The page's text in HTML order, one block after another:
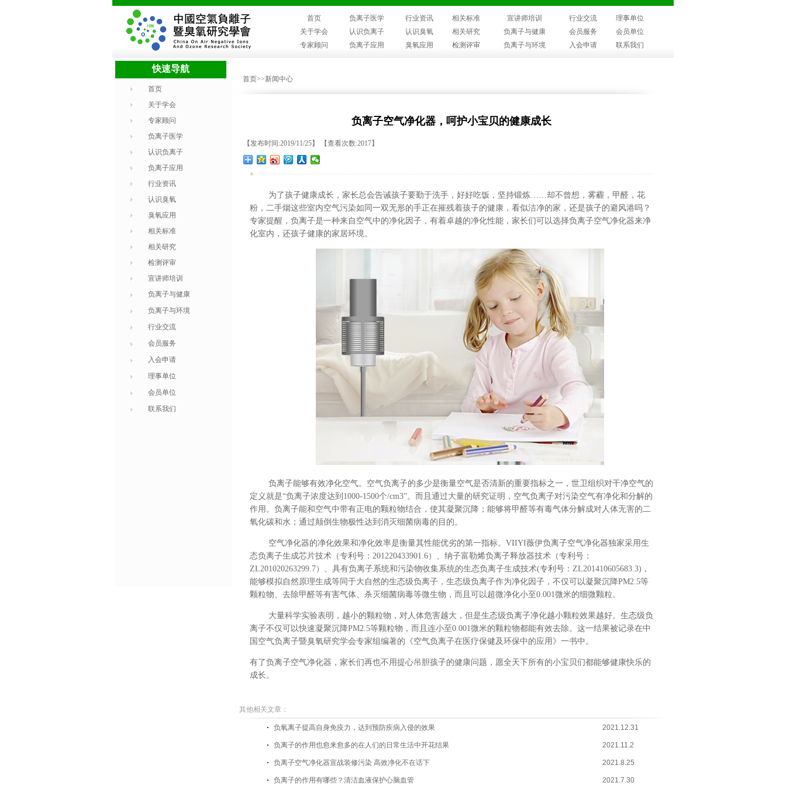
首页 负离子医学 行业资讯 相关标准 宣讲师培训 行业交流
理事单位
关于学会
认识负离子 认识臭氧 相关研究 负离子与健康 会员服务
会员单位
专家顾问
负离子应用 臭氧应用 检测评审 负离子与环境 入会申请 联系我们
快速导航
首页
关于学会
专家顾问
负离子医学
认识负离子
负离子应用
行业资讯
认识臭氧
臭氧应用
相关标准
相关研究
检测评审
宣讲师培训
负离子与健康
负离子与环境
行业交流
会员服务
入会申请
理事单位
会员单位
联系我们
首页>>新闻中心
负离子空气净化器，呵护小宝贝的健康成长
【发布时间:2019/11/25】 【查看次数:2017】
+
为了孩子健康成长，家长总会告诫孩子要勤于洗手，好好吃饭，坚持锻炼……却不曾想，雾霾，甲醛，花
粉，二手烟这些室内空气污染如同一双无形的手正在摧残着孩子的健康，看似洁净的家，还是孩子的避风港吗？
专家提醒，负离子是一种来自空气中的净化因子，有着卓越的净化性能，家长们可以选择负离子空气净化器来净
化室内，还孩子健康的家居环境。
负离子能够有效净化空气。空气负离子的多少是衡量空气是否清新的重要指标之一，世卫组织对干净空气的
定义就是“负离子浓度达到1000-1500个/cm3”。而且通过大量的研究证明，空气负离子对污染空气有净化和分解的
作用。负离子能和空气中带有正电的颗粒物结合，使其凝聚沉降；能够将甲醛等有毒气体分解成对人体无害的二
氧化碳和水；通过颠倒生物极性达到消灭细菌病毒的目的。
空气净化器的净化效果和净化效率是衡量其性能优劣的第一指标。 VIIYI薇伊负离子空气净化器独家采用生
态负离子生成芯片技术（专利号： 201220433901.6）、纳子富勒烯负离子释放器技术（专利号：
ZL201020263299.7）、具有负离子系统和污染物收集系统的生态负离子生成技术(专利号：ZL201410605683.3) ，
能够模拟自然原理生成等同于大自然的生态级负离子，生态级负离子作为净化因子，不仅可以凝聚沉降PM2.5等
颗粒物、去除甲醛等有害气体、杀灭细菌病毒等微生物，而且可以超微净化小至0.001微米的细微颗粒。
大量科学实验表明，越小的颗粒物，对人体危害越大，但是生态级负离子净化越小颗粒效果越好。生态级负
离子不仅可以快速凝聚沉降PM2.5等颗粒物，而且连小至0.001微米的颗粒物都能有效去除。这一结果被记录在中
国空气负离子暨臭氧研究学会专家组编著的《空气负离子在医疗保健及环保中的应用》一书中。
有了负离子空气净化器，家长们再也不用提心吊胆孩子的健康问题 ，愿全天下所有的小宝贝们都能够健康快乐的
成长。
其他相关文章：
负氧离子提高自身免疫力，达到预防疾病入侵的效果 2021.12.31
负离子的作用也愈来愈多的在人们的日常生活中开花结果 2021.11.2
负离子空气净化器宣战装修污染 高效净化不在话下 2021.8.25
负离子的作用有哪些？清洁血液保护心脑血管 2021.7.30